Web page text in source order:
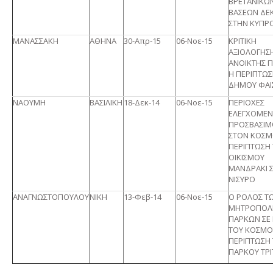
ΒΑΣΕΩΝ
ΣΤΗΝ
ΜΑΝΑΣΣΑΚΗ
ΑΘΗΝΑ 30-Απρ-15 06-Νοε-15
ΚΡΙΤΙΚΗ
ΑΝΟΙΚΤΗΣ
Η
ΔΗΜΟΥ
ΝΑΟΥΜΗ
ΒΑΣΙΛΙΚΗ 18-Δεκ-14 06-Νοε-15
ΠΕΡΙΟΧΕΣ
ΣΤΟΝ
ΠΕΡΙΠΤΩΣΗ
ΟΙΚΙΣΜΟΥ
ΜΑΝΔΡΑΚΙ
ΝΙΣΥΡΟ
ΑΝΑΓΝΩΣΤΟΠΟΥΛΟΥΝΙΚΗ 13-Φεβ-14 06-Νοε-15
Ο ΡΟΛΟΣ
ΠΑΡΚΩΝ ΣΕ
ΤΟΥ
ΠΕΡΙΠΤΩΣΗ
ΠΑΡΚΟΥ